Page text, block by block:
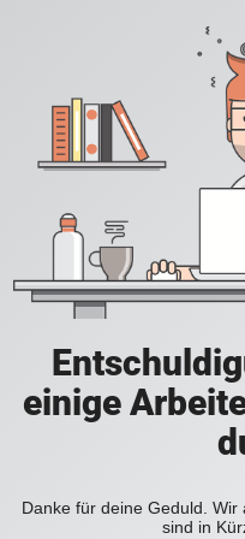
einige
Danke für deine Geduld.
sind in